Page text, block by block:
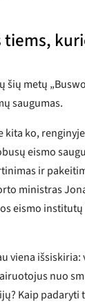
sukurta
(DI)
tiems,
šių metų
saugumas.
kita ko,
eismo
ir
ministras
eismo
viena
nuo
Kaip